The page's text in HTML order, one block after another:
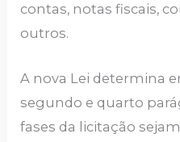
contas, notas fiscais,
outros.
A nova Lei determina
segundo e quarto
fases da licitação